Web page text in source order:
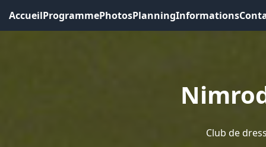
AccueilProgrammePhotosPlanningInformations
Club de